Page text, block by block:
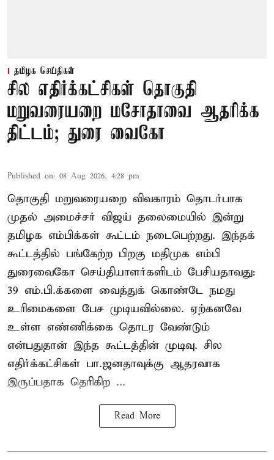
தமிழக செய்திகள்
சில எதிர்க்கட்சிகள் தொகுதி
மறுவரையறை மசோதாவை ஆதரிக்க
திட்டம்; துரை வைகோ
Published on: 08 Aug 2026, 4:28 pm
தொகுதி மறுவரையறை விவகாரம் தொடர்பாக
முதல் அமைச்சர் விஜய் தலைமையில் இன்று
தமிழக எம்பிக்கள் கூட்டம் நடைபெற்றது. இந்தக்
கூட்டத்தில் பங்கேற்ற பிறகு மதிமுக எம்பி
துரைவைகோ செய்தியாளர்களிடம் பேசியதாவது:
39 எம்.பி.க்களை வைத்துக் கொண்டே நமது
உரிமைகளை பேச முடியவில்லை. ஏற்கனவே
உள்ள எண்ணிக்கை தொடர வேண்டும்
என்பதுதான் இந்த கூட்டத்தின் முடிவு. சில
எதிர்க்கட்சிகள் பா.ஜனதாவுக்கு ஆதரவாக
இருப்பதாக தெரிகிற ...
Read More